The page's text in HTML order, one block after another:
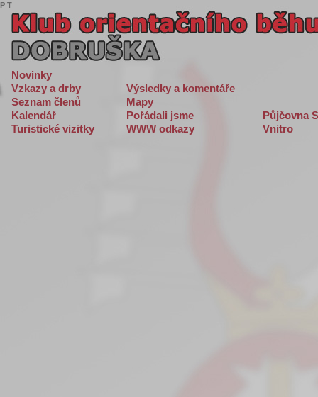
Novinky
Vzkazy a drby
Výsledky a komentáře
Seznam členů
Mapy
Kalendář
Pořádali jsme
Půjčovna
Turistické vizitky
WWW odkazy Vnitro
P T